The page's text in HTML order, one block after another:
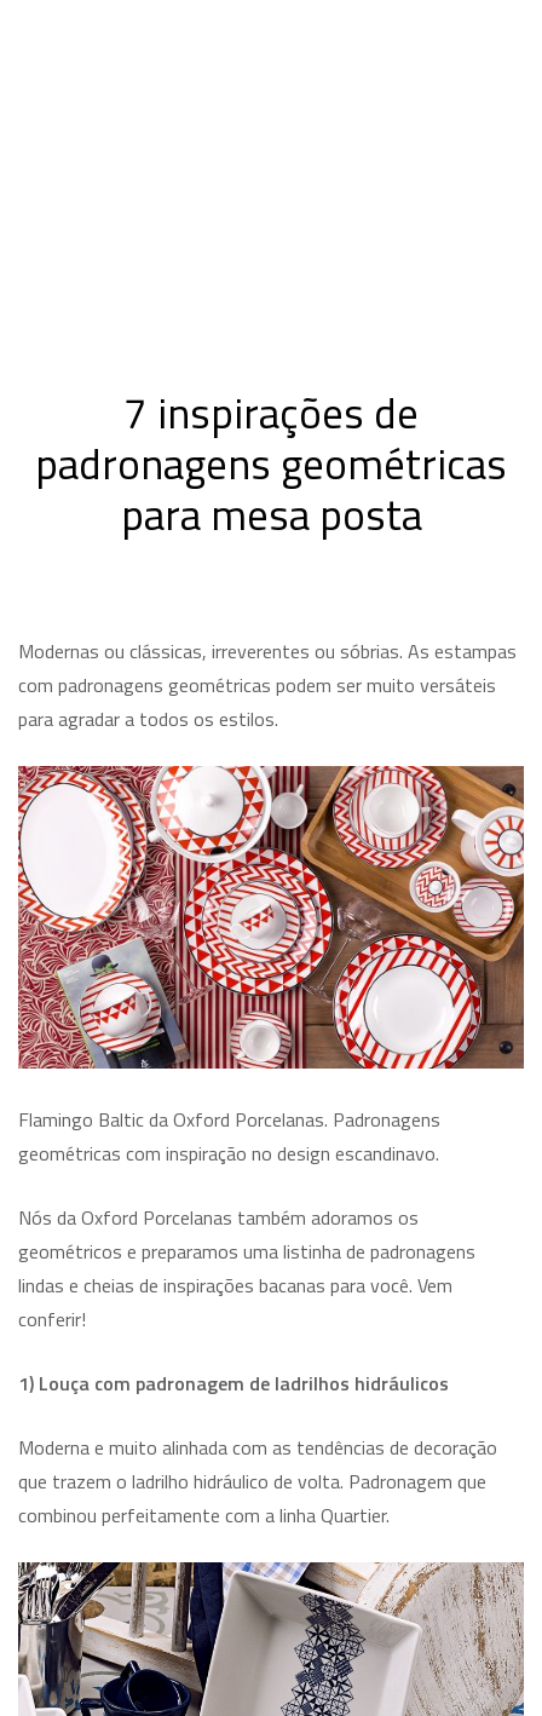
7 inspirações de
padronagens geométricas
para mesa posta
Modernas ou clássicas, irreverentes ou sóbrias. As estampas
com padronagens geométricas podem ser muito versáteis
para agradar a todos os estilos.
Flamingo Baltic da Oxford Porcelanas. Padronagens
geométricas com inspiração no design escandinavo.
Nós da Oxford Porcelanas também adoramos os
geométricos e preparamos uma listinha de padronagens
lindas e cheias de inspirações bacanas para você. Vem
conferir!
1) Louça com padronagem de ladrilhos hidráulicos
Moderna e muito alinhada com as tendências de decoração
que trazem o ladrilho hidráulico de volta. Padronagem que
combinou perfeitamente com a linha Quartier.